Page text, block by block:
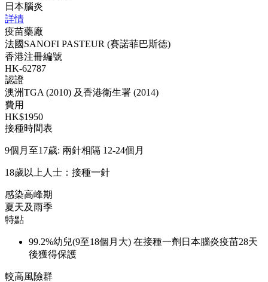
日本腦炎
詳情
疫苗藥廠
法國SANOFI PASTEUR (賽諾菲巴斯德)
香港注冊編號
HK-62787
認證
澳洲TGA (2010) 及香港衛生署 (2014)
費用
HK$1950
接種時間表
9個月至17歲: 兩針相隔 12-24個月
18歲以上人士：接種一針
感染高峰期
夏天及雨季
特點
99.2%幼兒(9至18個月大) 在接種一劑日本腦炎疫苗28天
後獲得保護
較高風險群